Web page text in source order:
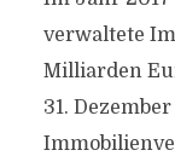
verwaltete
Milliarden
31.